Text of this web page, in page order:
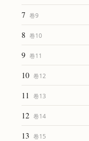
7 卷9
8 卷10
9 卷11
10 卷12
11 卷13
12 卷14
13 卷15